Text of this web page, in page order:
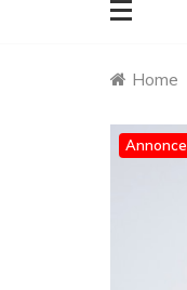
Home
Annonce